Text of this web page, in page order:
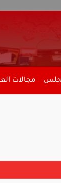
مجالات